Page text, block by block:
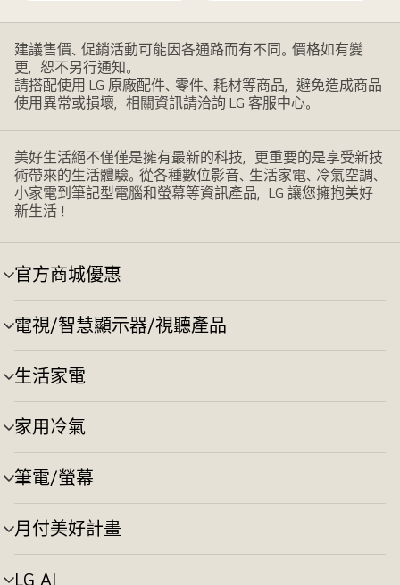
建議售價、促銷活動可能因各通路而有不同。價格如有變
更，恕不另行通知。
請搭配使用 LG 原廠配件、零件、耗材等商品，避免造成商品
使用異常或損壞，相關資訊請洽詢 LG 客服中心。
美好生活絕不僅僅是擁有最新的科技，更重要的是享受新技
術帶來的生活體驗。從各種數位影音、生活家電、冷氣空調、
小家電到筆記型電腦和螢幕等資訊產品，LG 讓您擁抱美好
新生活！
官方商城優惠
選
單
切
換
電視/智慧顯示器/視聽產品
選
單
切
換
生活家電
選
單
切
換
家用冷氣
選
單
切
換
筆電/螢幕
選
單
切
換
月付美好計畫
選
單
切
LG AI